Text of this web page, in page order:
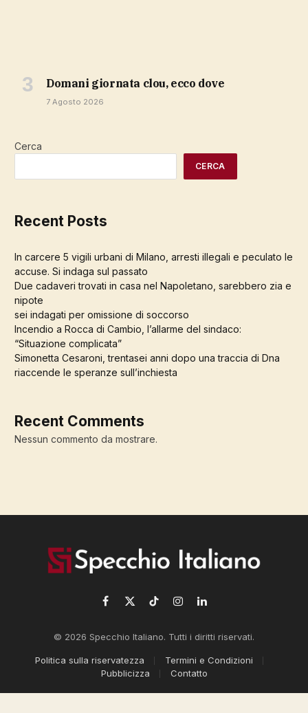
domani giornata clou, ecco dove
7 Agosto 2026
Cerca
CERCA
Recent Posts
In carcere 5 vigili urbani di Milano, arresti illegali e peculato le
accuse. Si indaga sul passato
Due cadaveri trovati in casa nel Napoletano, sarebbero zia e
nipote
sei indagati per omissione di soccorso
Incendio a Rocca di Cambio, l’allarme del sindaco:
“Situazione complicata”
Simonetta Cesaroni, trentasei anni dopo una traccia di Dna
riaccende le speranze sull’inchiesta
Recent Comments
Nessun commento da mostrare.
Facebook
X
TikTokInstagramLinkedIn
© 2026 Specchio Italiano. Tutti i diritti riservati.
Politica sulla riservatezza
Termini e Condizioni
Pubblicizza
Contatto